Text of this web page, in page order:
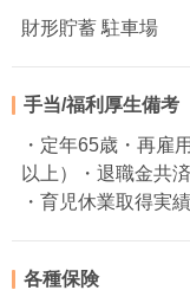
財形貯蓄 駐車場
手当/福利厚生備考
・定年65歳・再雇
以上）・退職金共
・育児休業取得実
各種保険